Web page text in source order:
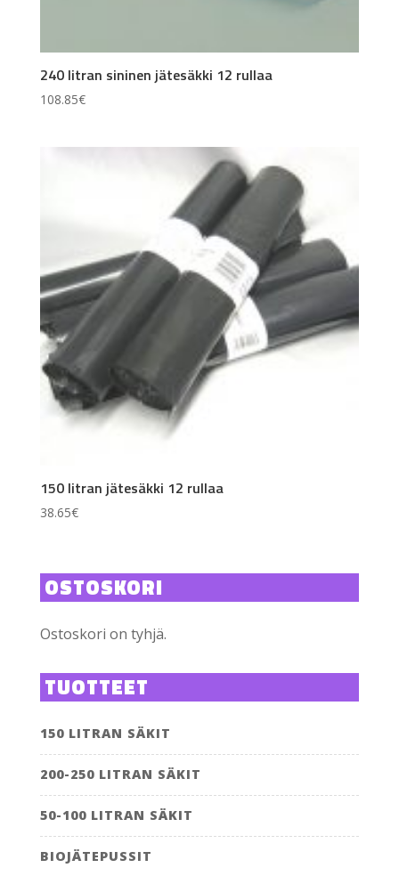
240 litran sininen jätesäkki 12 rullaa
108.85€
150 litran jätesäkki 12 rullaa
38.65€
OSTOSKORI
Ostoskori on tyhjä.
TUOTTEET
150 LITRAN SÄKIT
200-250 LITRAN SÄKIT
50-100 LITRAN SÄKIT
BIOJÄTEPUSSIT